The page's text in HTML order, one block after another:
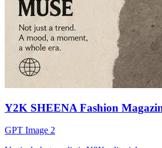
Y2K SHEENA Fashion
GPT Image 2